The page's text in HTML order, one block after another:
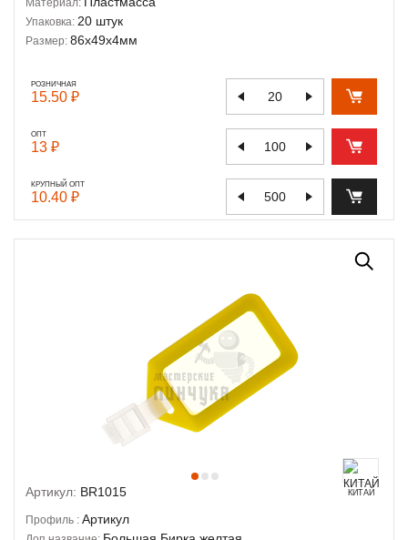
Упаковка: 20 штук
Размер: 86х49х4мм
РОЗНИЧНАЯ
15.50 ₽
ОПТ
13 ₽
КРУПНЫЙ ОПТ
10.40 ₽
Артикул: BR1015 КИТАЙ
Профиль : Артикул